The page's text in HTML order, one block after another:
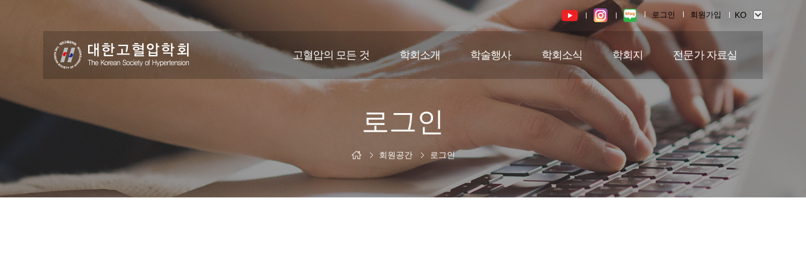
로그인 회원가입
고혈압의 모든 것 학회소개 학술행사 학회소식 학회지 전문가 자료실
로그인
회원공간 로그인